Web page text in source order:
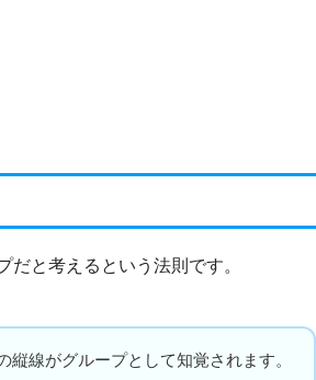
だと考えるという法則です。
線がグループとして知覚されます。